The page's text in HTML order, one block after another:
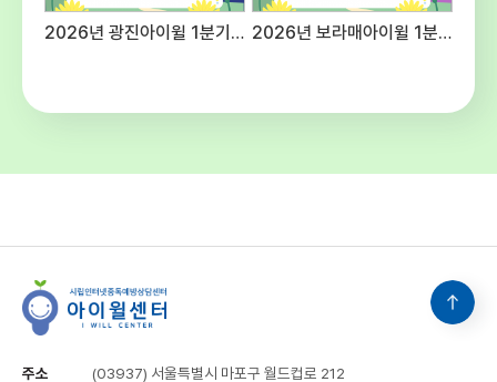
기타사항 : 내부 보직 발령 및 업무분장은 근무
주시고 연락처를 반드시 기재해주십시오.○
사정에 의해 변경될 수 있으며 변경될 경우
개별적으로 통지합니다. 6. 문의 :
2026년 광진아이윌 1분기 소식지 2026년 보라매아이윌 1분기 소식지
주소 (03937) 서울특별시 마포구 월드컵로 212